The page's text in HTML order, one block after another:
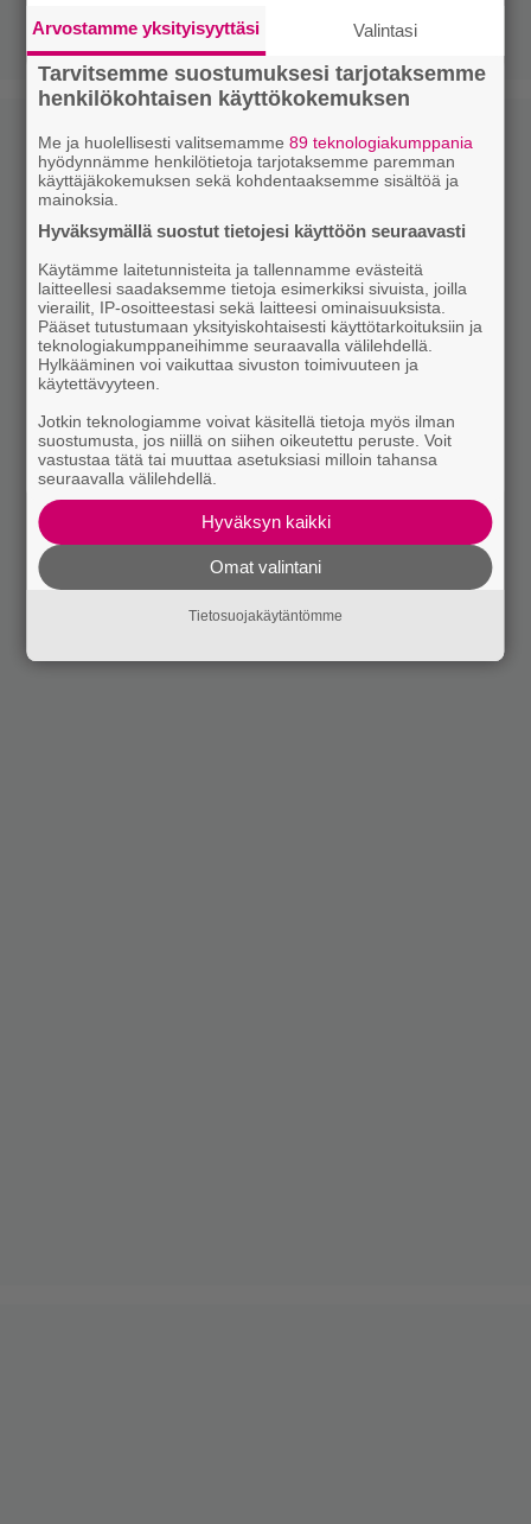
Arvostamme yksityisyyttäsi Valintasi
Tarvitsemme suostumuksesi tarjotaksemme
henkilökohtaisen käyttökokemuksen
Me ja huolellisesti valitsemamme89 teknologiakumppania
hyödynnämme henkilötietoja tarjotaksemme paremman
käyttäjäkokemuksen sekä kohdentaaksemme sisältöä ja
mainoksia.
Hyväksymällä suostut tietojesi käyttöön seuraavasti
Käytämme laitetunnisteita ja tallennamme evästeitä
laitteellesi saadaksemme tietoja esimerkiksi sivuista, joilla
vierailit, IP-osoitteestasi sekä laitteesi ominaisuuksista.
Pääset tutustumaan yksityiskohtaisesti käyttötarkoituksiin ja
teknologiakumppaneihimme seuraavalla välilehdellä.
Hylkääminen voi vaikuttaa sivuston toimivuuteen ja
käytettävyyteen.
Jotkin teknologiamme voivat käsitellä tietoja myös ilman
suostumusta, jos niillä on siihen oikeutettu peruste. Voit
vastustaa tätä tai muuttaa asetuksiasi milloin tahansa
seuraavalla välilehdellä.
Hyväksyn kaikki
Omat valintani
Tietosuojakäytäntömme